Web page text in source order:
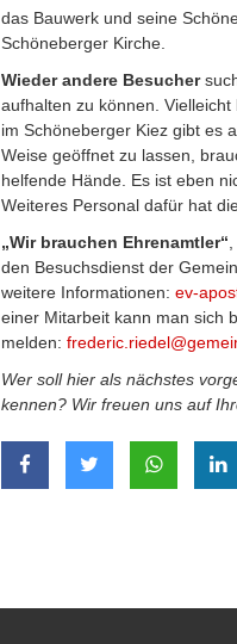
das Bauwerk und seine
Schöneberger Kirche.
Wieder andere Besucher
aufhalten zu können.
im Schöneberger Kiez gibt es
Weise geöffnet zu lassen,
helfende Hände. Es ist eben
Weiteres Personal dafür hat
„Wir brauchen Ehrenamtler“
den Besuchsdienst der
weitere Informationen: ev-
einer Mitarbeit kann man sich
melden:
Wer soll hier als nächstes
kennen? Wir freuen uns auf
auf Facebook teilen
auf Twitter teilen
mit